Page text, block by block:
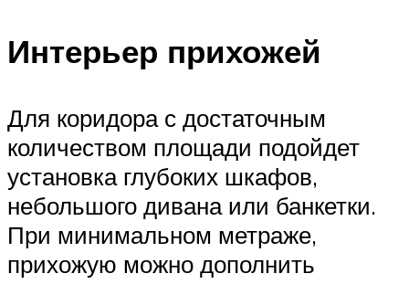
Интерьер прихожей
Для коридора с достаточным
количеством площади подойдет
установка глубоких шкафов,
небольшого дивана или банкетки.
При минимальном метраже,
прихожую можно дополнить